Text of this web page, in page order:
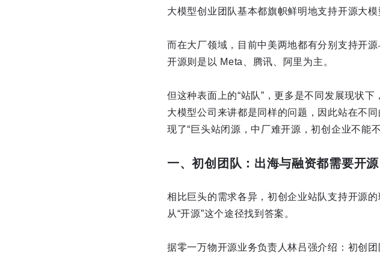
大模型创业团队基本都旗帜鲜明地支持开源大
而在大厂领域，目前中美两地都有分别支持开
开源则是以 Meta、腾讯、阿里为主。
但这种表面上的“站队”，更多是不同发展现状
大模型公司来讲都是同样的问题，因此站在不
现了“巨头站闭源，中厂难开源，初创企业不能
一、初创团队：出海与融资都需要开源
相比巨头的需求各异，初创企业站队支持开源
从“开源”这个途径找到答案。
据零一万物开源业务负责人林吕强介绍：初创